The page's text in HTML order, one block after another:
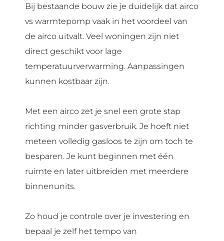
Bij bestaande bouw zie je duidelijk dat airco
vs warmtepomp vaak in het voordeel van
de airco uitvalt. Veel woningen zijn niet
direct geschikt voor lage
temperatuurverwarming. Aanpassingen
kunnen kostbaar zijn.
Met een airco zet je snel een grote stap
richting minder gasverbruik. Je hoeft niet
meteen volledig gasloos te zijn om toch te
besparen. Je kunt beginnen met één
ruimte en later uitbreiden met meerdere
binnenunits.
Zo houd je controle over je investering en
bepaal je zelf het tempo van